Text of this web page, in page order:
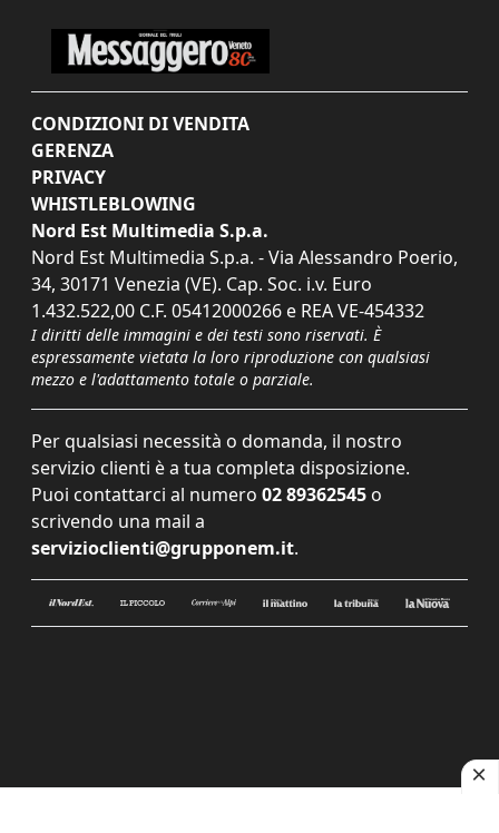
CONDIZIONI DI VENDITA
GERENZA
PRIVACY
WHISTLEBLOWING
Nord Est Multimedia S.p.a.
Nord Est Multimedia S.p.a. - Via Alessandro Poerio,
34, 30171 Venezia (VE). Cap. Soc. i.v. Euro
1.432.522,00 C.F. 05412000266 e REA VE-454332
I diritti delle immagini e dei testi sono riservati. È
espressamente vietata la loro riproduzione con qualsiasi
mezzo e l'adattamento totale o parziale.
Per qualsiasi necessità o domanda, il nostro
servizio clienti è a tua completa disposizione.
Puoi contattarci al numero 02 89362545 o
scrivendo una mail a
servizioclienti@grupponem.it.